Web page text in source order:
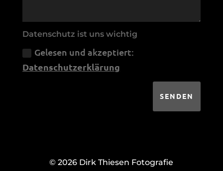
Datenschutz ist uns wichtig
Gelesen und akzeptiert:
Datenschutzerklärung
SENDEN
© 2026 Dirk Thiesen Fotografie